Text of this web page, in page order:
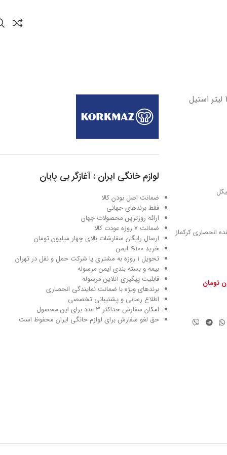
روغن داغ کن 16*9.0 سانتیمتر 1.8 لیتر استیل
انحصاری کرکماز
تومان
لوازم خانگی ایران : آغازگر بی پایان
ضمانت اصل بودن کالا
فقط برندهای جهانی
ارائه روزترین محصولات جهان
ضمانت 7 روزه عودت کالا
ارسال رایگان سفارشات بالای چهار میلیون تومان
خرید 100% ایمن
تحویل ۱ روزه به مشتری یا شرکت حمل و نقل در تهران
بیمه و بسته بندی ایمن مرسوله
قابلیت پیگیری آنلاین مرسوله
برندهای ویژه با ضمانت نمایندگی انحصاری
اطلاع رسانی و پشتیبانی تخصصی
امکان سفارش حداکثر 3 عدد برای این محصول
حق لغو سفارش برای لوازم خانگی ایران محفوظ است